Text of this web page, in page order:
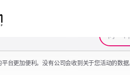
台更加便利。没有公司会收到关于您活动的数